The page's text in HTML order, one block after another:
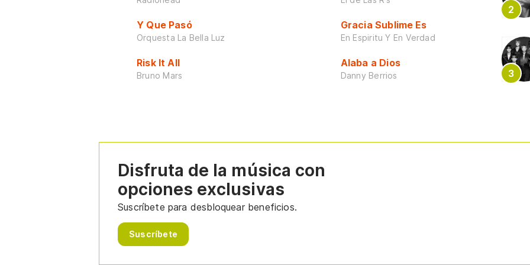
Y Que Pasó
Orquesta La Bella Luz
Risk It All
Bruno Mars
Gracia Sublime Es
En Espiritu Y En Verdad
Alaba a Dios
Danny Berrios
Disfruta de la música con
opciones exclusivas
Suscríbete para desbloquear beneficios.
Suscríbete